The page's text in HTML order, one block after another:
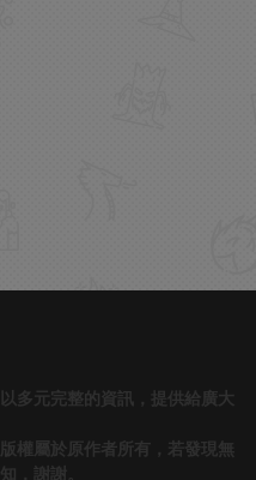
多元完整的資訊，提供給廣大
權屬於原作者所有，若發現無
，謝謝。